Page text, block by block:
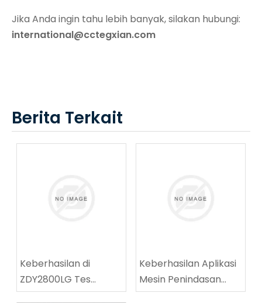
Jika Anda ingin tahu lebih banyak, silakan hubungi:
international@cctegxian.com
Berita Terkait
Keberhasilan di
ZDY2800LG Tes
peralatan teknis
Keberhasilan Aplikasi
Mesin Penindasan
Jalanan Batubara